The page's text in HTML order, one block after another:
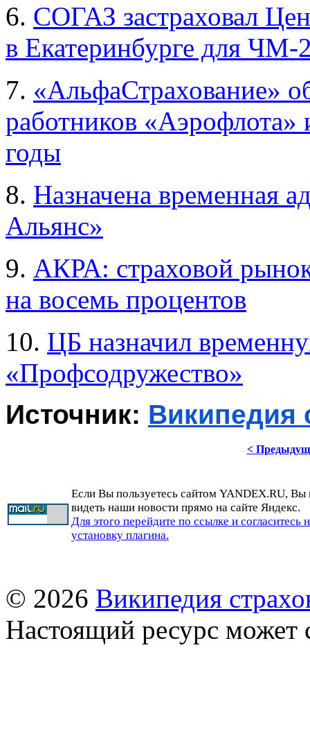
6. СОГАЗ застраховал
в Екатеринбурге для ЧМ-
7. «АльфаСтрахование»
работников «Аэрофлота»
годы
8. Назначена временная
Альянс»
9. АКРА: страховой
на восемь процентов
10. ЦБ назначил
«Профсодружество»
Источник: Википедия
<
Если Вы пользуетесь сайтом YANDEX.RU, Вы
видеть наши новости прямо на сайте Яндекс.
Для этого перейдите по ссылке и согласитесь
установку плагина.
© 2026 Википедия
Настоящий ресурс может